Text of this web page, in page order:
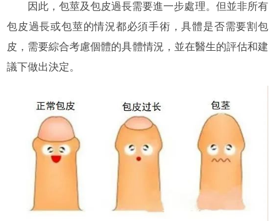
因此，包莖及包皮過長需要進一步處理。但並非所有
包皮過長或包莖的情況都必須手術，具體是否需要割包
皮，需要綜合考慮個體的具體情況，並在醫生的評估和建
議下做出決定。